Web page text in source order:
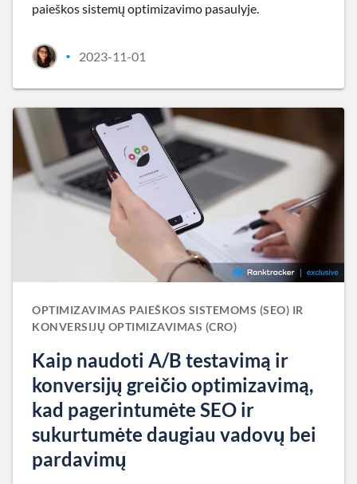
paieškos sistemų optimizavimo pasaulyje.
• 2023-11-01
OPTIMIZAVIMAS PAIEŠKOS SISTEMOMS (SEO) IR
KONVERSIJŲ OPTIMIZAVIMAS (CRO)
Kaip naudoti A/B testavimą ir
konversijų greičio optimizavimą,
kad pagerintumėte SEO ir
sukurtumėte daugiau vadovų bei
pardavimų